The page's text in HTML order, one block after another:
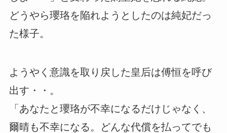
どうやら瓔珞を陥れようとしたのは純妃だっ
た様子。
ようやく意識を取り戻した皇后は傅恒を呼び
出す・・。
「あなたと瓔珞が不幸になるだけじゃなく、
爾晴も不幸になる。どんな代償を払ってでも